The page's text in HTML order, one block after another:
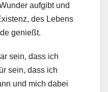
aufgibt und
des Lebens
genießt.
sein, dass ich
sein, dass ich
und mich dabei